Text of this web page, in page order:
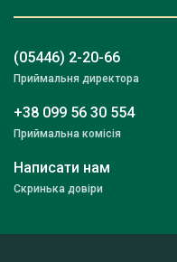
(05446) 2-20-66
Приймальня директора
+38 099 56 30 554
Приймальна комісія
Написати нам
Скринька довіри